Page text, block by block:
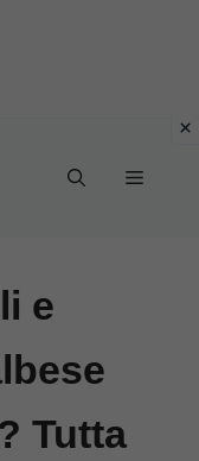
Menu
e
Tutta